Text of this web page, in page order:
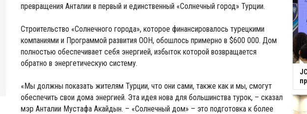
превращения Анталии в первый и единственный «Солнечный город» Турции.
Строительство «Солнечного города», которое финансировалось турецкими
компаниями и Программой развития ООН, обошлось примерно в $600 000. Дом
полностью обеспечивает себя энергией, избыток которой возвращается
обратно в энергетическую систему.
«Мы должны показать жителям Турции, что они сами, также как и мы, смогут
обеспечить свои дома энергией. Эта идея нова для большинства турок, – сказал
мэр Анталии Мустафа Акайдын. – «Солнечный дом» – это подготовка к более